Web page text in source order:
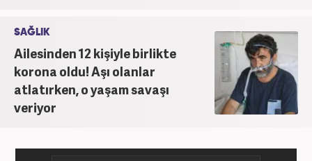
SAĞLIK
Ailesinden 12 kişiyle birlikte
korona oldu! Aşı olanlar
atlatırken, o yaşam savaşı
veriyor